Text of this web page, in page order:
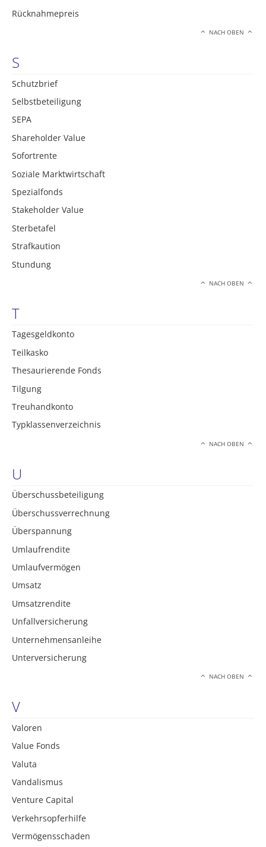
Rücknahmepreis
NACH OBEN
S
Schutzbrief
Selbstbeteiligung
SEPA
Shareholder Value
Sofortrente
Soziale Marktwirtschaft
Spezialfonds
Stakeholder Value
Sterbetafel
Strafkaution
Stundung
NACH OBEN
T
Tagesgeldkonto
Teilkasko
Thesaurierende Fonds
Tilgung
Treuhandkonto
Typklassenverzeichnis
NACH OBEN
U
Überschussbeteiligung
Überschussverrechnung
Überspannung
Umlaufrendite
Umlaufvermögen
Umsatz
Umsatzrendite
Unfallversicherung
Unternehmensanleihe
Unterversicherung
NACH OBEN
V
Valoren
Value Fonds
Valuta
Vandalismus
Venture Capital
Verkehrsopferhilfe
Vermögensschaden